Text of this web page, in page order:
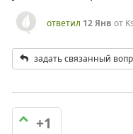
ответил 12 Янв от
задать связанный
+1